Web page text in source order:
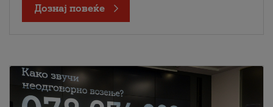
Дознај повеќе